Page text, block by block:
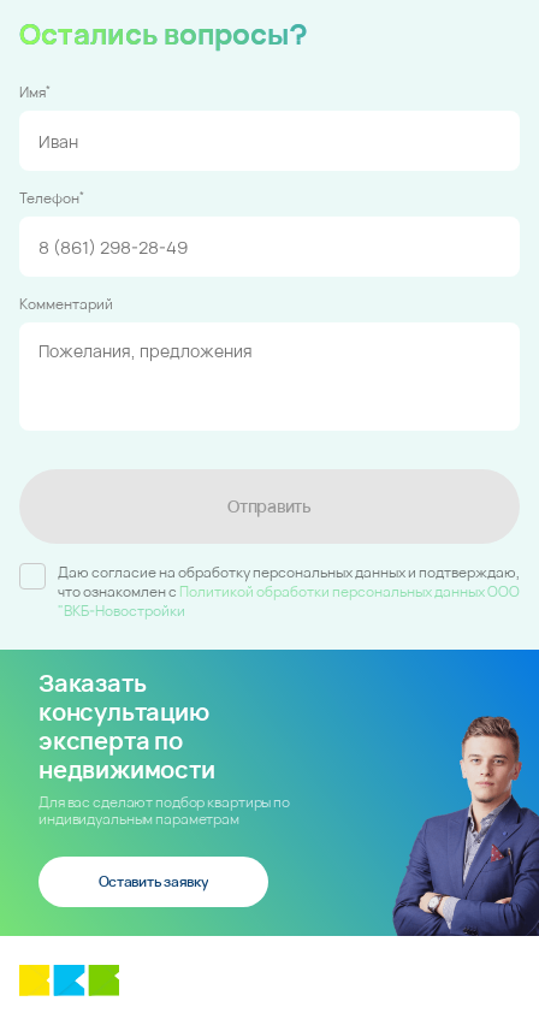
Остались вопросы?
Имя*
Телефон*
Комментарий
Отправить
Даю согласие на обработку персональных данных и подтверждаю,
что ознакомлен c Политикой обработки персональных данных ООО
"ВКБ-Новостройки
Заказать
консультацию
эксперта по
недвижимости
Для вас сделают подбор квартиры по
индивидуальным параметрам
Оставить заявку